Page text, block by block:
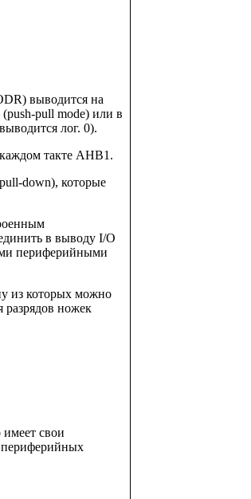
выводится на
pull mode) или в
лог. 0).
такте AHB1.
down), которые
в выводу I/O
периферийными
из которых можно
разрядов ножек
свои
периферийных